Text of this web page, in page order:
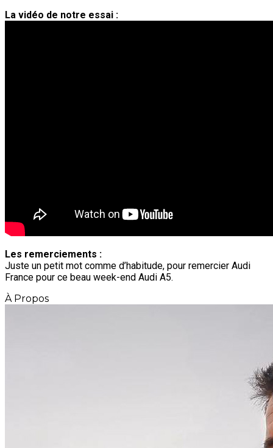
La vidéo de notre essai :
Les remerciements :
Juste un petit mot comme d’habitude, pour remercier Audi
France pour ce beau week-end Audi A5.
À Propos